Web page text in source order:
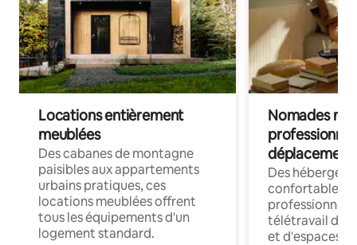
Locations entièrement
meublées
Des cabanes de montagne
paisibles aux appartements
urbains pratiques, ces
locations meublées offrent
tous les équipements d'un
logement standard.
Nomades
déplacement
Des
confortables
professionnels
télétravail
et d'espaces